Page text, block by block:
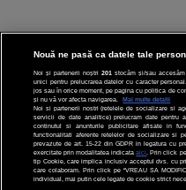
CINEMA
DIVERTISMENT
STIRI
TEHNOLOGIE
Nouă ne pasă ca datele tale
Noi și partenerii noștri 201 stocăm și/sau
unici pentru prelucrarea datelor cu caracter
jos sau în orice moment, pe pagina cu politica de
și nu vă vor afecta navigarea.
Mai multe detalii
Noi si partenerii nostri (retelele de socializare si
servicii de date analitice) prelucram date pentru
continutul si anunturile publicitare afisate in
functionalitati aferente retelelor de socializare si
prevazute de art. 15-22 din GDPR in legatura cu
exercitate prin modalitatea indicataaici . Prin click
tip Cookie, care implica inclusiv acceptul dvs. cu
care colaboram. Prin click pe “VREAU SA
individual, mai putin cele legate de cookie strict